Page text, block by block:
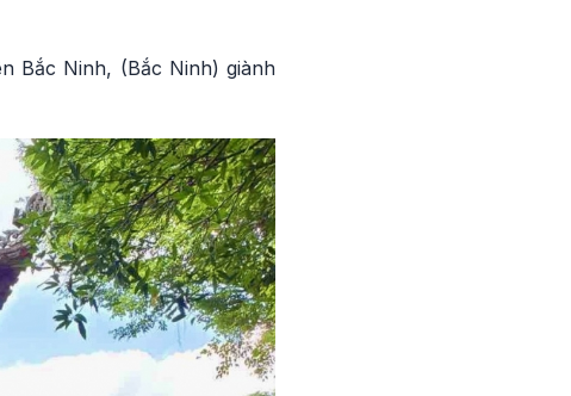
Bắc Ninh, (Bắc Ninh) giành